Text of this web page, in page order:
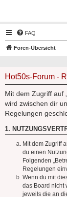
FAQ
Foren-Übersicht
Hot50s-Forum -
Mit dem Zugriff auf
wird zwischen dir
Regelungen
1.
Mit dem Zugriff
du einen
Folgenden
Regelungen
Wenn du mit
das Board nicht
jeweils die an